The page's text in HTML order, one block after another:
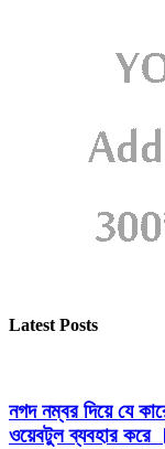
Latest Posts
নগদ নম্বর দিয়ে যে
ওয়েবটুল ব্যবহার করে ।